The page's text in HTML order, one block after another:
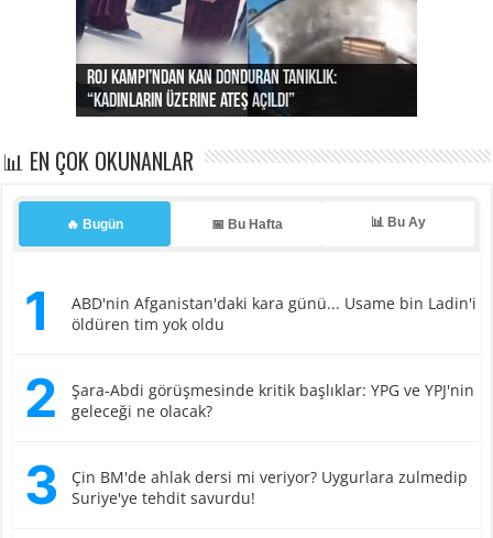
Roj Kampı’ndan kan donduran tanıklık:
“Kadınların üzerine ateş açıldı”
Ortadoğu’da tansiyon yükseliyor: Suriye’den
Irak’a misilleme tehdidi!
Dünyanın yapamadığını hayvan hakları örgütü
yaptı… İsrail’in “timsah” planına fren!
Suriye büyükelçisi duyurdu: Türk okuluna ön
kayıtlar başladı
Uygur olmanın bedeli: Bir videosu izlendi diye evi
basıldı, kabus yaşatıldı!
📊 EN ÇOK OKUNANLAR
🔥 Bugün 📅 Bu Hafta 📊 Bu Ay
1
ABD'nin Afganistan'daki kara günü... Usame bin Ladin'i
öldüren tim yok oldu
2
Şara-Abdi görüşmesinde kritik başlıklar: YPG ve YPJ'nin
geleceği ne olacak?
3
Çin BM'de ahlak dersi mi veriyor? Uygurlara zulmedip
Suriye'ye tehdit savurdu!